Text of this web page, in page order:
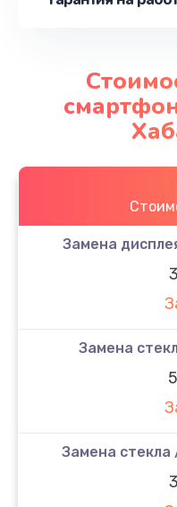
Замена
Замена
Замена стекла